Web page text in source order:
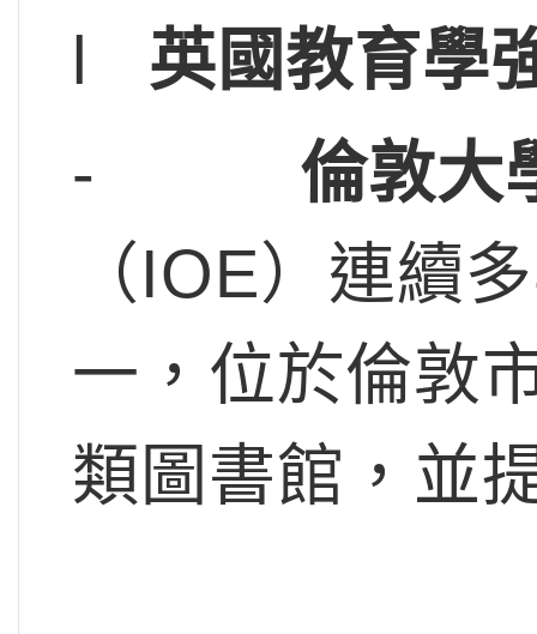
l 英國教育學
- 倫敦大
（IOE）連續
一，位於倫敦
類圖書館，並